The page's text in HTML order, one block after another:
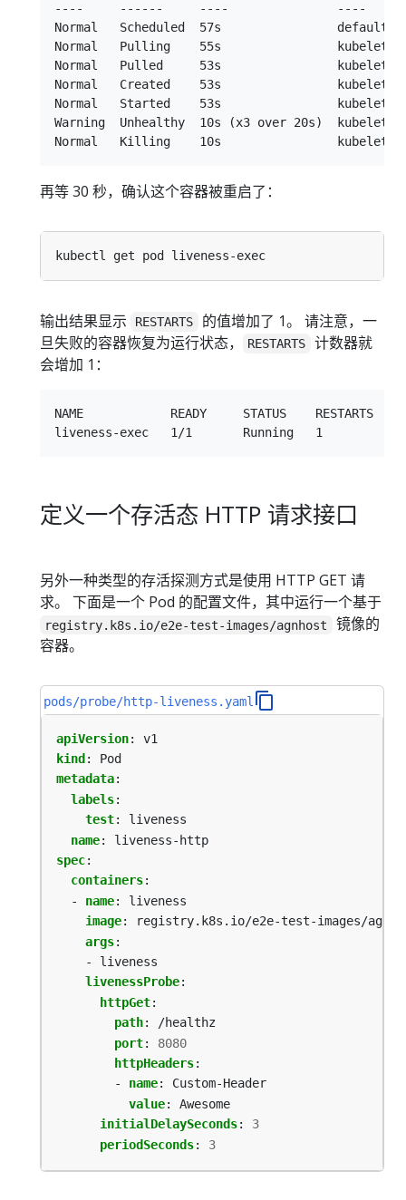
----     ------     ----               ----
Normal   Scheduled  57s                default-
Normal   Pulling    55s                kubelet,
Normal   Pulled     53s                kubelet,
Normal   Created    53s                kubelet,
Normal   Started    53s                kubelet,
Warning  Unhealthy  10s (x3 over 20s)
再等 30 秒，确认这个容器被重启了：
输出结果显示 RESTARTS
的值增加了 1。 请注意，一
旦失败的容器恢复为运行状态，
RESTARTS
计数器就
会增加 1：
NAME            READY     STATUS    RESTARTS
定义一个存活态 HTTP 请求接口
另外一种类型的存活探测方式是使用 HTTP GET 请
求。 下面是一个 Pod 的配置文件，其中运行一个基于
registry.k8s.io/e2e-test-images/agnhost
镜像的
容器。
pods/probe/http-liveness.yaml
apiVersion:
v1
kind :
Pod
metadata:
labels:
test:
liveness
name:
liveness-http
spec:
containers:
- name:
liveness
image:
registry.k8s.io/e2e-test-images/
args:
- liveness
livenessProbe:
httpGet:
path:
/healthz
port:
8080
httpHeaders:
- name:
Custom-Header
value:
Awesome
initialDelaySeconds:
3
periodSeconds: 3